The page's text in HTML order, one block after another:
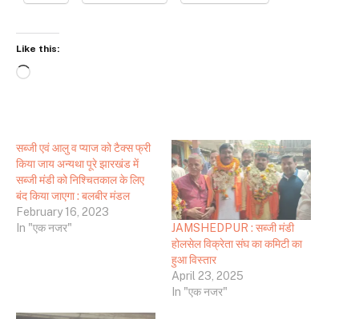
Like this:
Loading…
सब्जी एवं आलु व प्याज को टैक्स फ्री
किया जाय अन्यथा पूरे झारखंड में
सब्जी मंडी को निश्चितकाल के लिए
बंद किया जाएगा : बलबीर मंडल
February 16, 2023
In "एक नजर"
JAMSHEDPUR : सब्जी मंडी
होलसेल विक्रेता संघ का कमिटी का
हुआ विस्तार
April 23, 2025
In "एक नजर"